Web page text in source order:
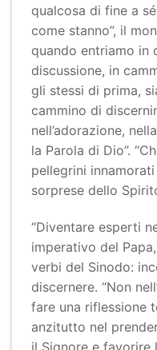
qualcosa di fine a
come stanno”, il
quando entriamo in
discussione, in
gli stessi di prima,
cammino di
nell’adorazione,
la Parola di Dio”.
pellegrini
sorprese dello
“Diventare esperti
imperativo del
verbi del Sinodo:
discernere. “Non
fare una riflessione
anzitutto nel